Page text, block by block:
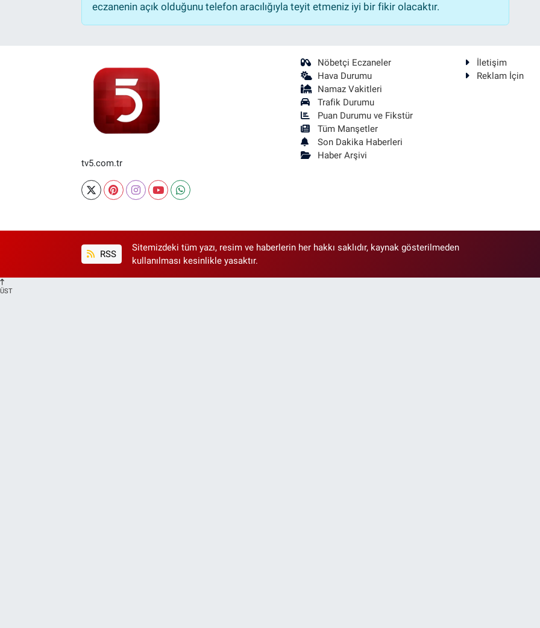
eczanenin açık olduğunu telefon aracılığıyla teyit etmeniz iyi bir fikir olacaktır.
tv5.com.tr
Nöbetçi Eczaneler
Hava Durumu
Namaz Vakitleri
Trafik Durumu
Puan Durumu ve Fikstür
Tüm Manşetler
Son Dakika Haberleri
Haber Arşivi
İletişim
Reklam İçin
RSS
Sitemizdeki tüm yazı, resim ve haberlerin her hakkı saklıdır, kaynak gösterilmeden
kullanılması kesinlikle yasaktır.
ÜST